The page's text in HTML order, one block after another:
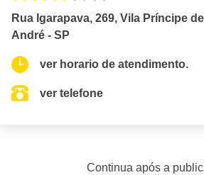
Rua Igarapava, 269, Vila Príncipe
André - SP
ver horario de atendimento.
ver telefone
Continua após a